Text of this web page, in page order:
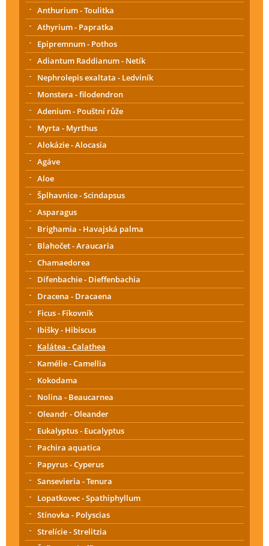
Anthurium - Toulitka
Athyrium - Papratka
Epipremnum - Pothos
Adiantum Raddianum - Netík
Nephrolepis exaltata - Ledviník
Monstera - filodendron
Adenium - Pouštní růže
Myrta - Myrthus
Alokázie - Alocasia
Agáve
Aloe
Šplhavnice - Scindapsus
Asparagus
Brighamia - Havajská palma
Blahočet - Araucaria
Chamaedorea
Difenbachie - Dieffenbachia
Dracena - Dracaena
Ficus - Fíkovník
Ibišky - Hibiscus
Kalátea - Calathea
Kamélie - Camellia
Kokodama
Nolina - Beaucarnea
Oleandr - Oleander
Eukalyptus - Eucalyptus
Pachira aquatica
Papyrus - Cyperus
Sansevieria - Tenura
Lopatkovec - Spathiphyllum
Stínovka - Polyscias
Strelície - Strelitzia